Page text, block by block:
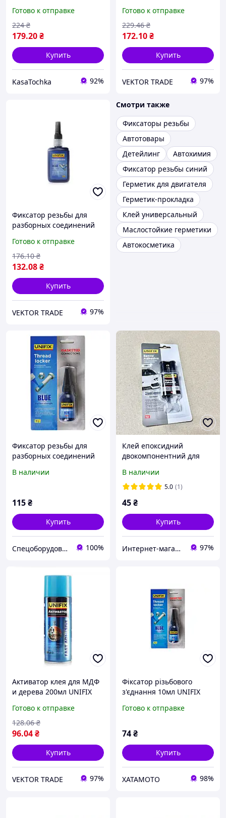
мл/скупайся на
KasaTochka
Готово к отправке
179.20₴
224 ₴
Купить
KasaTochka 92%
Готово к отправке
172.10₴
229.46 ₴
Купить
VEKTOR TRADE 97%
Фиксатор резьбы для
разборных соединений
Готово к отправке
132.08₴
176.10 ₴
Купить
VEKTOR TRADE 97%
Смотри также
Фиксаторы резьбы
Автотовары
Детейлинг
Автохимия
Фиксатор резьбы синий
Герметик для двигателя
Герметик-прокладка
Клей универсальный
Маслостойкие герметики
Автокосметика
Фиксатор резьбы для
разборных соединений
В наличии
115₴
Купить
Спецоборудование 100%
Клей епоксидний
двокомпонентний для
Сірий. 940029
В наличии
5.0 (1)
45₴
Купить
Интернет-магазин "Деталион" 97%
Активатор клея для МДФ
и дерева 200мл UNIFIX
Готово к отправке
96.04₴
128.06 ₴
Купить
VEKTOR TRADE 97%
Фіксатор різьбового
з'єднання 10мл UNIFIX
Готово к отправке
74₴
Купить
ХАТАМОТО 98%